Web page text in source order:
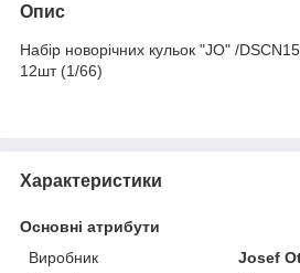
Опис
Набір новорічних кульок "JO" /
12шт (1/66)
Характеристики
Основні атрибути
Виробник
Josef